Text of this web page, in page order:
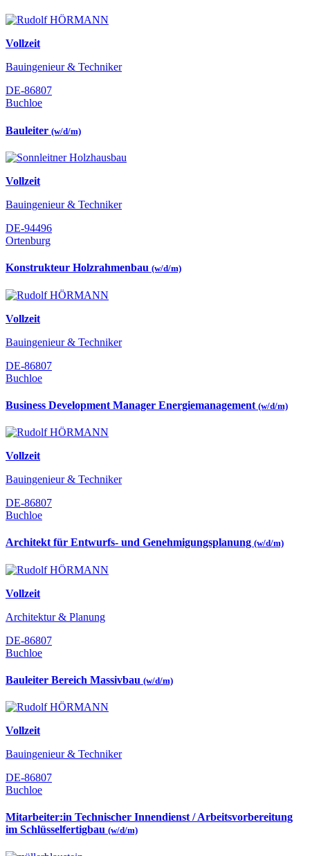
Vollzeit
Bauingenieur & Techniker
DE-86807
Buchloe
Bauleiter (w/d/m)
Vollzeit
Bauingenieur & Techniker
DE-94496
Ortenburg
Konstrukteur Holzrahmenbau (w/d/m)
Vollzeit
Bauingenieur & Techniker
DE-86807
Buchloe
Business Development Manager Energiemanagement (w/d/m)
Vollzeit
Bauingenieur & Techniker
DE-86807
Buchloe
Architekt für Entwurfs- und Genehmigungsplanung (w/d/m)
Vollzeit
Architektur & Planung
DE-86807
Buchloe
Bauleiter Bereich Massivbau (w/d/m)
Vollzeit
Bauingenieur & Techniker
DE-86807
Buchloe
Mitarbeiter:in Technischer Innendienst / Arbeitsvorbereitung
im Schlüsselfertigbau (w/d/m)